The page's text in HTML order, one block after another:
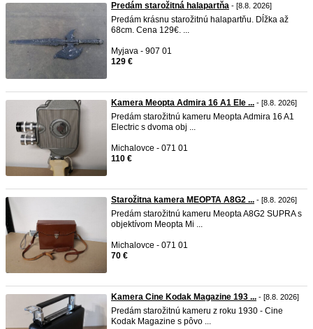
Predám starožitná halapartňa - [8.8. 2026]
Predám krásnu starožitnú halapartňu. Dĺžka až
68cm. Cena 129€. ...
Myjava - 907 01
129 €
Kamera Meopta Admira 16 A1 Ele ... - [8.8. 2026]
Predám starožitnú kameru Meopta Admira 16 A1
Electric s dvoma obj ...
Michalovce - 071 01
110 €
Starožitna kamera MEOPTA A8G2 ... - [8.8. 2026]
Predám starožitnú kameru Meopta A8G2 SUPRA s
objektívom Meopta Mi ...
Michalovce - 071 01
70 €
Kamera Cine Kodak Magazine 193 ... - [8.8. 2026]
Predám starožitnú kameru z roku 1930 - Cine
Kodak Magazine s pôvo ...